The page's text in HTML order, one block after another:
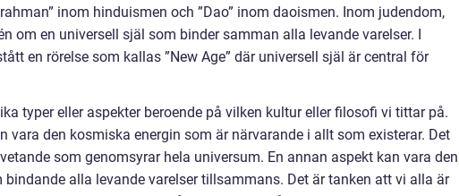
inom hinduismen och ”Dao” inom daoismen. Inom judendom,
om en universell själ som binder samman alla levande varelser. I
en rörelse som kallas ”New Age” där universell själ är central för
typer eller aspekter beroende på vilken kultur eller filosofi vi tittar på.
vara den kosmiska energin som är närvarande i allt som existerar. Det
som genomsyrar hela universum. En annan aspekt kan vara den
bindande alla levande varelser tillsammans. Det är tanken att vi alla är